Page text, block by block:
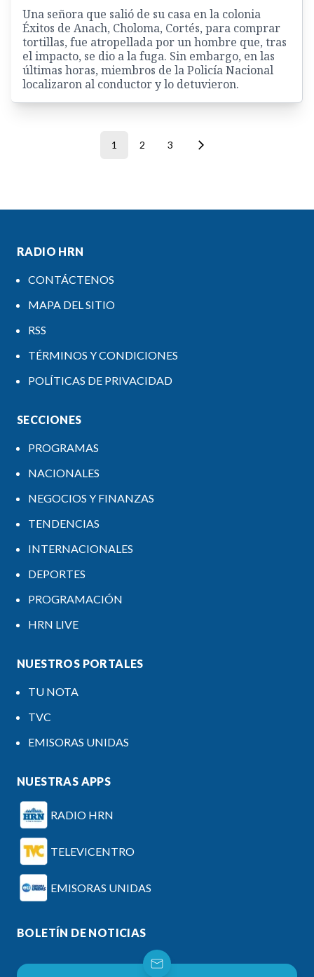
Una señora que salió de su casa en la colonia
Éxitos de Anach, Choloma, Cortés, para comprar
tortillas, fue atropellada por un hombre que, tras
el impacto, se dio a la fuga. Sin embargo, en las
últimas horas, miembros de la Policía Nacional
localizaron al conductor y lo detuvieron.
1 2 3
RADIO HRN
CONTÁCTENOS
MAPA DEL SITIO
RSS
TÉRMINOS Y CONDICIONES
POLÍTICAS DE PRIVACIDAD
SECCIONES
PROGRAMAS
NACIONALES
NEGOCIOS Y FINANZAS
TENDENCIAS
INTERNACIONALES
DEPORTES
PROGRAMACIÓN
HRN LIVE
NUESTROS PORTALES
TU NOTA
TVC
EMISORAS UNIDAS
NUESTRAS APPS
RADIO HRN
TELEVICENTRO
EMISORAS UNIDAS
BOLETÍN DE NOTICIAS